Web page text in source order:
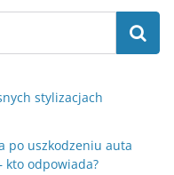
stylizacjach
po uszkodzeniu auta
kto odpowiada?